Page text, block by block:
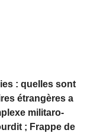
: quelles sont
étrangères a
militaro-
; Frappe de